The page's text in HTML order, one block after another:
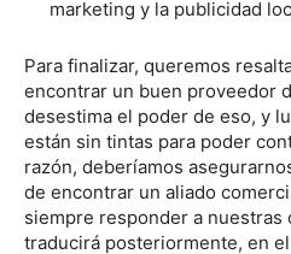
marketing y la publicidad
Para finalizar, queremos
encontrar un buen proveedor
desestima el poder de eso, y
están sin tintas para poder
razón, deberíamos
de encontrar un aliado
siempre responder a nuestras
traducirá posteriormente, en